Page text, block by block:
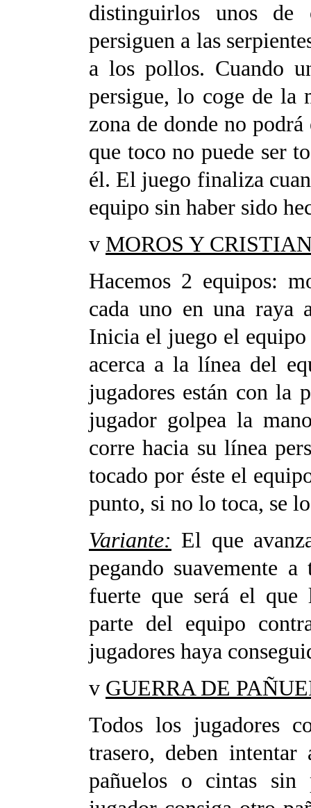
distinguirlos unos
persiguen a las
a los pollos. Cuando
persigue, lo coge de la
zona de donde no
que toco no puede ser
él. El juego finaliza
equipo sin haber sido
v MOROS Y
Hacemos 2 equipos:
cada uno en una raya
Inicia el juego el equipo
acerca a la línea del
jugadores están con la
jugador golpea la
corre hacia su línea
tocado por éste el
punto, si no lo toca, se
Variante: El que
pegando suavemente
fuerte que será el
parte del equipo
jugadores haya
v GUERRA DE
Todos los jugadores
trasero, deben
pañuelos o cintas